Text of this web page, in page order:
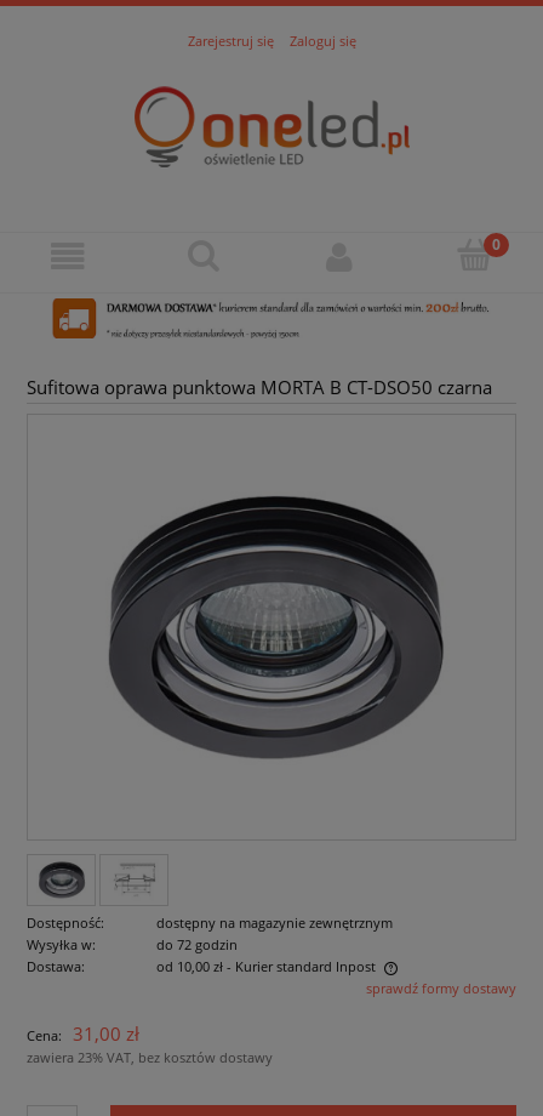
Zarejestruj się Zaloguj się
Sufitowa oprawa punktowa MORTA B CT-DSO50 czarna
Dostępność:
dostępny na magazynie zewnętrznym
Wysyłka w:
do 72 godzin
Dostawa:
od 10,00 zł - Kurier standard Inpost
Cena nie zawiera ewentualnych kosztów płatnościsprawdź formy dostawy
Cena: 31,00 zł
zawiera 23% VAT, bez kosztów dostawy